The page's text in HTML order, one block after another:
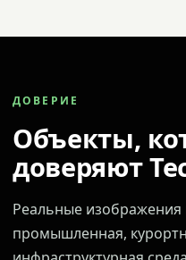
ДОВЕРИЕ
Объекты,
доверяют
Реальные изображения
промышленная,